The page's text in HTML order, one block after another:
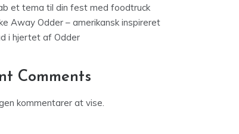
et tema til din fest med foodtruck
Away Odder – amerikansk inspireret
i hjertet af Odder
Comments
kommentarer at vise.